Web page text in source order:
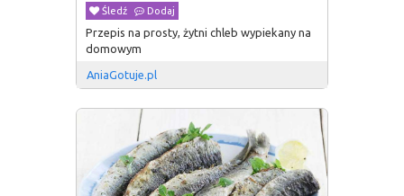
Śledź
Dodaj
Przepis na prosty, żytni chleb wypiekany na
domowym
AniaGotuje.pl